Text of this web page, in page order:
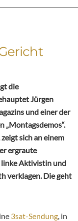
die
Jürgen
und einer der
„Montagsdemos“.
sich an einem
ergraute
Aktivistin und
verklagen. Die geht
3sat-Sendung , in